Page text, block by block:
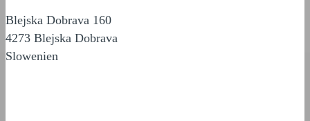
Blejska Dobrava 160
4273 Blejska Dobrava
Slowenien